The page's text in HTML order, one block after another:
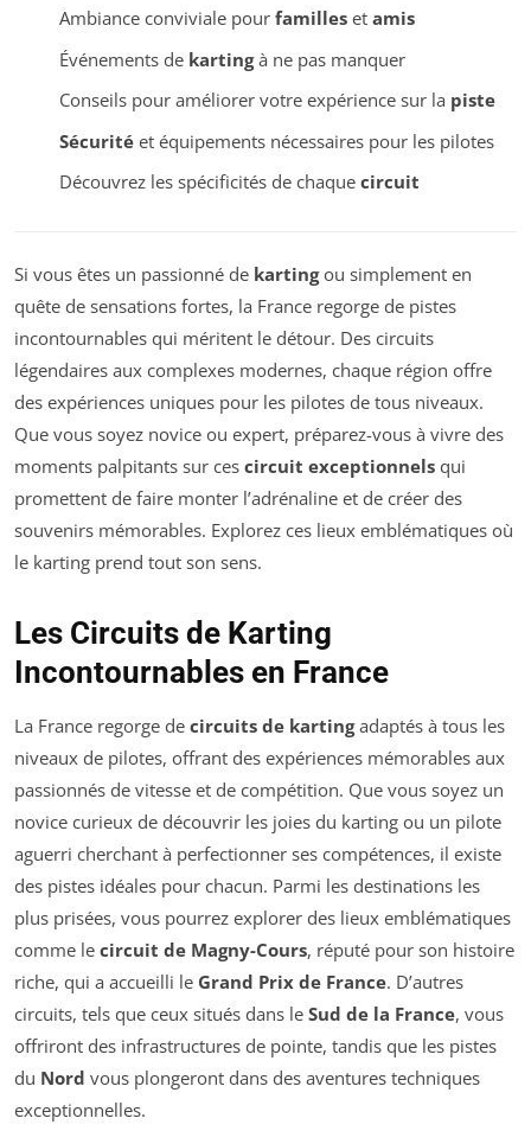
Ambiance conviviale pour familleset amis
Événements de kartingà ne pas manquer
Conseils pour améliorer votre expérience sur la piste
Sécuritéet équipements nécessaires pour les pilotes
Découvrez les spécificités de chaque circuit
Si vous êtes un passionné de kartingou simplement en
quête de sensations fortes, la France regorge de pistes
incontournables qui méritent le détour. Des circuits
légendaires aux complexes modernes, chaque région offre
des expériences uniques pour les pilotes de tous niveaux.
Que vous soyez novice ou expert, préparez-vous à vivre des
moments palpitants sur ces circuit exceptionnels qui
promettent de faire monter l’adrénaline et de créer des
souvenirs mémorables. Explorez ces lieux emblématiques où
le karting prend tout son sens.
Les Circuits de Karting
Incontournables en France
La France regorge de circuits de kartingadaptés à tous les
niveaux de pilotes, offrant des expériences mémorables aux
passionnés de vitesse et de compétition. Que vous soyez un
novice curieux de découvrir les joies du karting ou un pilote
aguerri cherchant à perfectionner ses compétences, il existe
des pistes idéales pour chacun. Parmi les destinations les
plus prisées, vous pourrez explorer des lieux emblématiques
comme le circuit de Magny-Cours, réputé pour son histoire
riche, qui a accueilli le Grand Prix de France. D’autres
circuits, tels que ceux situés dans le Sud de la France, vous
offriront des infrastructures de pointe, tandis que les pistes
du Nord vous plongeront dans des aventures techniques
exceptionnelles.